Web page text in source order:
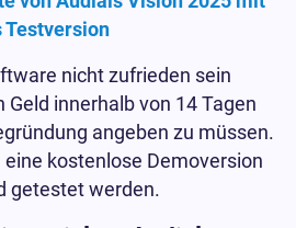
Testversion
nicht zufrieden sein
innerhalb von 14 Tagen
angeben zu müssen.
kostenlose Demoversion
getestet werden.